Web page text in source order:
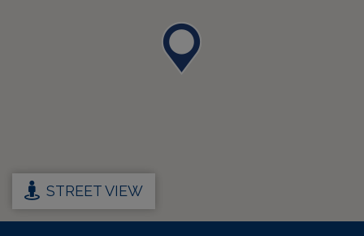
STREET VIEW